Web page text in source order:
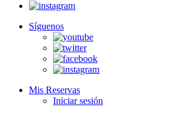
Síguenos
Mis Reservas
Iniciar sesión